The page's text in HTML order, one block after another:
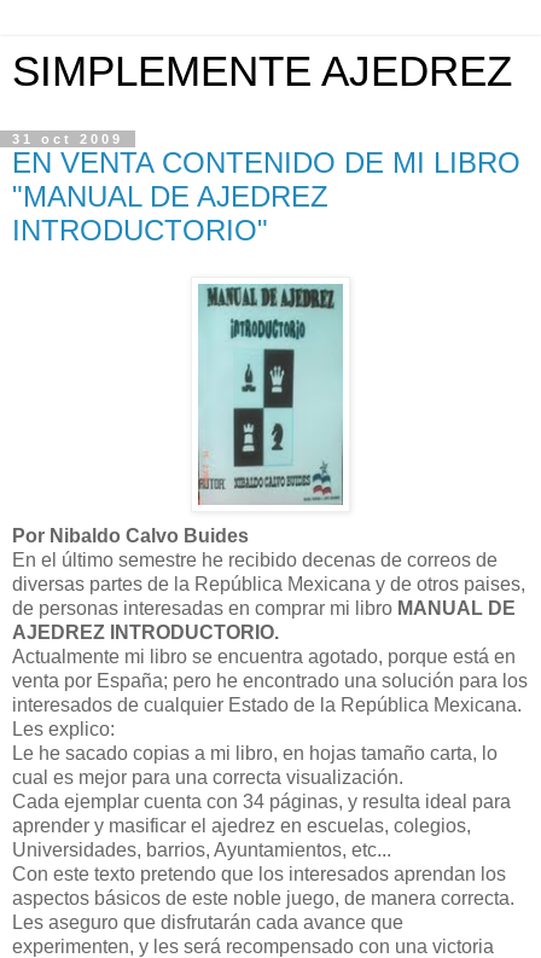
SIMPLEMENTE AJEDREZ
31 oct 2009
EN VENTA CONTENIDO DE MI LIBRO
"MANUAL DE AJEDREZ
INTRODUCTORIO"
Por Nibaldo Calvo Buides
En el último semestre he recibido decenas de correos de
diversas partes de la República Mexicana y de otros paises,
de personas interesadas en comprar mi libro MANUAL DE
AJEDREZ INTRODUCTORIO.
Actualmente mi libro se encuentra agotado, porque está en
venta por España; pero he encontrado una solución para los
interesados de cualquier Estado de la República Mexicana.
Les explico:
Le he sacado copias a mi libro, en hojas tamaño carta, lo
cual es mejor para una correcta visualización.
Cada ejemplar cuenta con 34 páginas, y resulta ideal para
aprender y masificar el ajedrez en escuelas, colegios,
Universidades, barrios, Ayuntamientos, etc...
Con este texto pretendo que los interesados aprendan los
aspectos básicos de este noble juego, de manera correcta.
Les aseguro que disfrutarán cada avance que
experimenten, y les será recompensado con una victoria